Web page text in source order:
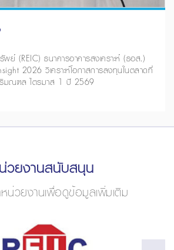
(REIC) ธนาคารอาคารสงเคราะห์ (ธอส.)
2026 วิเคราะห์โอกาสการลงทุนในตลาดที่
มณฑล ไตรมาส 1 ปี 2569
วยงานสนับสนุน
น่วยงานเพื่อดูข้อมูลเพิ่มเติม